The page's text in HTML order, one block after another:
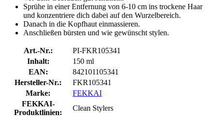
Sprühe in einer Entfernung von 6-10 cm ins trockene Haar
und konzentriere dich dabei auf den Wurzelbereich.
Danach in die Kopfhaut einmassieren.
Anschließen bürsten und wie gewünscht stylen.
Art.-Nr.:
PI-FKR105341
Inhalt:
150 ml
EAN:
842101105341
Hersteller-Nr.:
FKR105341
Marke:
FEKKAI
FEKKAI-
Produktlinien:
Clean Stylers